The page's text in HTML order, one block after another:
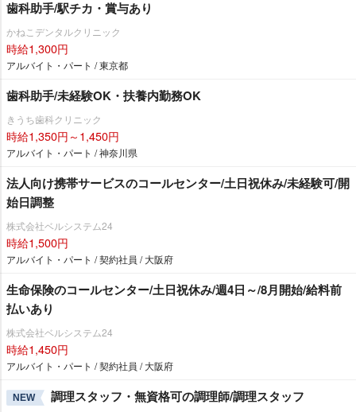
歯科助手/駅チカ・賞与あり
かねこデンタルクリニック
時給1,300円
アルバイト・パート / 東京都
歯科助手/未経験OK・扶養内勤務OK
きうち歯科クリニック
時給1,350円～1,450円
アルバイト・パート / 神奈川県
法人向け携帯サービスのコールセンター/土日祝休み/未経験可/開
始日調整
株式会社ベルシステム24
時給1,500円
アルバイト・パート / 契約社員 / 大阪府
生命保険のコールセンター/土日祝休み/週4日～/8月開始/給料前
払いあり
株式会社ベルシステム24
時給1,450円
アルバイト・パート / 契約社員 / 大阪府
NEW 調理スタッフ・無資格可の調理師/調理スタッフ